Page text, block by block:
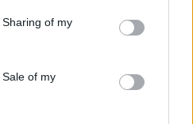
of my
of my
CLASSICA